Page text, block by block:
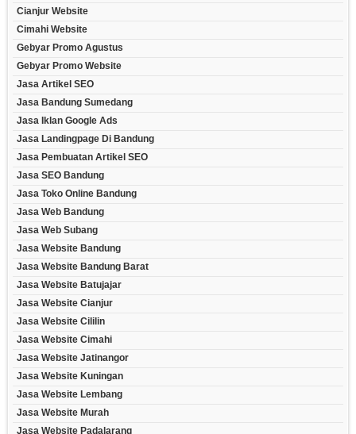
Cianjur Website
Cimahi Website
Gebyar Promo Agustus
Gebyar Promo Website
Jasa Artikel SEO
Jasa Bandung Sumedang
Jasa Iklan Google Ads
Jasa Landingpage Di Bandung
Jasa Pembuatan Artikel SEO
Jasa SEO Bandung
Jasa Toko Online Bandung
Jasa Web Bandung
Jasa Web Subang
Jasa Website Bandung
Jasa Website Bandung Barat
Jasa Website Batujajar
Jasa Website Cianjur
Jasa Website Cililin
Jasa Website Cimahi
Jasa Website Jatinangor
Jasa Website Kuningan
Jasa Website Lembang
Jasa Website Murah
Jasa Website Padalarang